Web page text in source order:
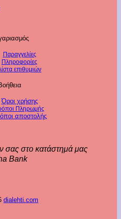
Παραγγελίες
Πληροφορίες
επιθυμιών
Όροι χρήσης
Πληρωμής
αποστολής
στο κατάστημά μας
Bank
dialehti.com